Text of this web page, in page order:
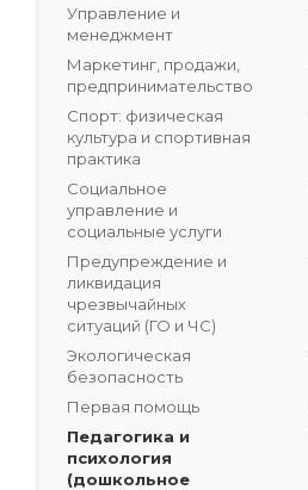
Управление и
менеджмент
Маркетинг, продажи,
предпринимательство
Спорт: физическая
культура и спортивная
практика
Социальное
управление и
социальные услуги
Предупреждение и
ликвидация
чрезвычайных
ситуаций (ГО и ЧС)
Экологическая
безопасность
Первая помощь
Педагогика и
психология
(дошкольное